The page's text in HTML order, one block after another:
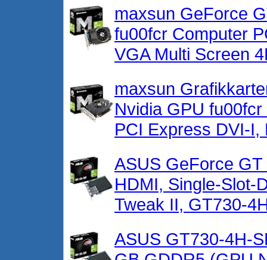
maxsun GeForce
fu00fcr Computer
VGA Multi Screen
maxsun
Nvidia GPU
PCI Express DVI-I,
ASUS GeForce
HDMI, Single-Slot-
Tweak II, GT730-
ASUS GT730-4H-